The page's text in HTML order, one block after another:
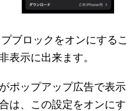
ブロックをオンにするこ
表示に出来ます。
ポップアップ広告で表示
は、この設定をオンにす